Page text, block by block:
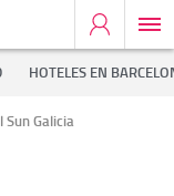
HOTELES EN
Sun Galicia